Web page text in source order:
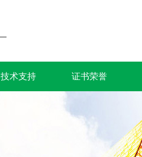
技术支持 证书荣誉